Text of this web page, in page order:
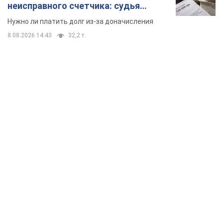
неисправного счетчика: судья
вынес неожиданное решение
Нужно ли платить долг из-за доначисления
8.08.2026 14:43 32,2 т.